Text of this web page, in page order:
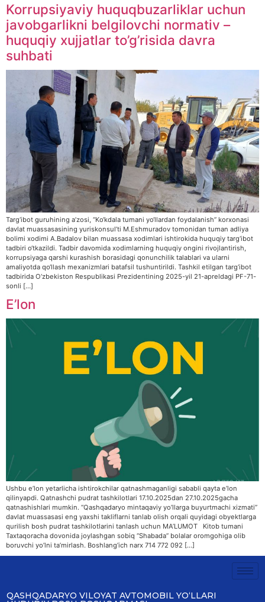
Korrupsiyaviy huquqbuzarliklar uchun
javobgarlikni belgilovchi normativ –
huquqiy xujjatlar to’g’risida davra
suhbati
Targ‘ibot guruhining a’zosi, “Ko‘kdala tumani yo‘llardan foydalanish” korxonasi
davlat muassasasining yuriskonsul’ti M.Eshmuradov tomonidan tuman adliya
bolimi xodimi A.Badalov bilan muassasa xodimlari ishtirokida huquqiy targ‘ibot
tadbiri o‘tkazildi. Tadbir davomida xodimlarning huquqiy ongini rivojlantirish,
korrupsiyaga qarshi kurashish borasidagi qonunchilik talablari va ularni
amaliyotda qo‘llash mexanizmlari batafsil tushuntirildi. Tashkil etilgan targ‘ibot
tadbirida O‘zbekiston Respublikasi Prezidentining 2025-yil 21-apreldagi PF-71-
sonli […]
E’lon
Ushbu e’lon yetarlicha ishtirokchilar qatnashmaganligi sababli qayta e’lon
qilinyapdi. Qatnashchi pudrat tashkilotlari 17.10.2025dan 27.10.2025gacha
qatnashishlari mumkin. “Qashqadaryo mintaqaviy yoʼllarga buyurtmachi xizmati”
davlat muassasasi eng yaxshi takliflarni tanlab olish orqali quyidagi obyektlarga
qurilish bosh pudrat tashkilotlarini tanlash uchun MA’LUMOT Kitob tumani
Taxtaqoracha dovonida joylashgan sobiq “Shabada” bolalar oromgohiga olib
boruvchi yoʼlni taʼmirlash. Boshlang’ich narx 714 772 092 […]
QASHQADARYO VILOYAT AVTOMOBIL YOʻLLARI